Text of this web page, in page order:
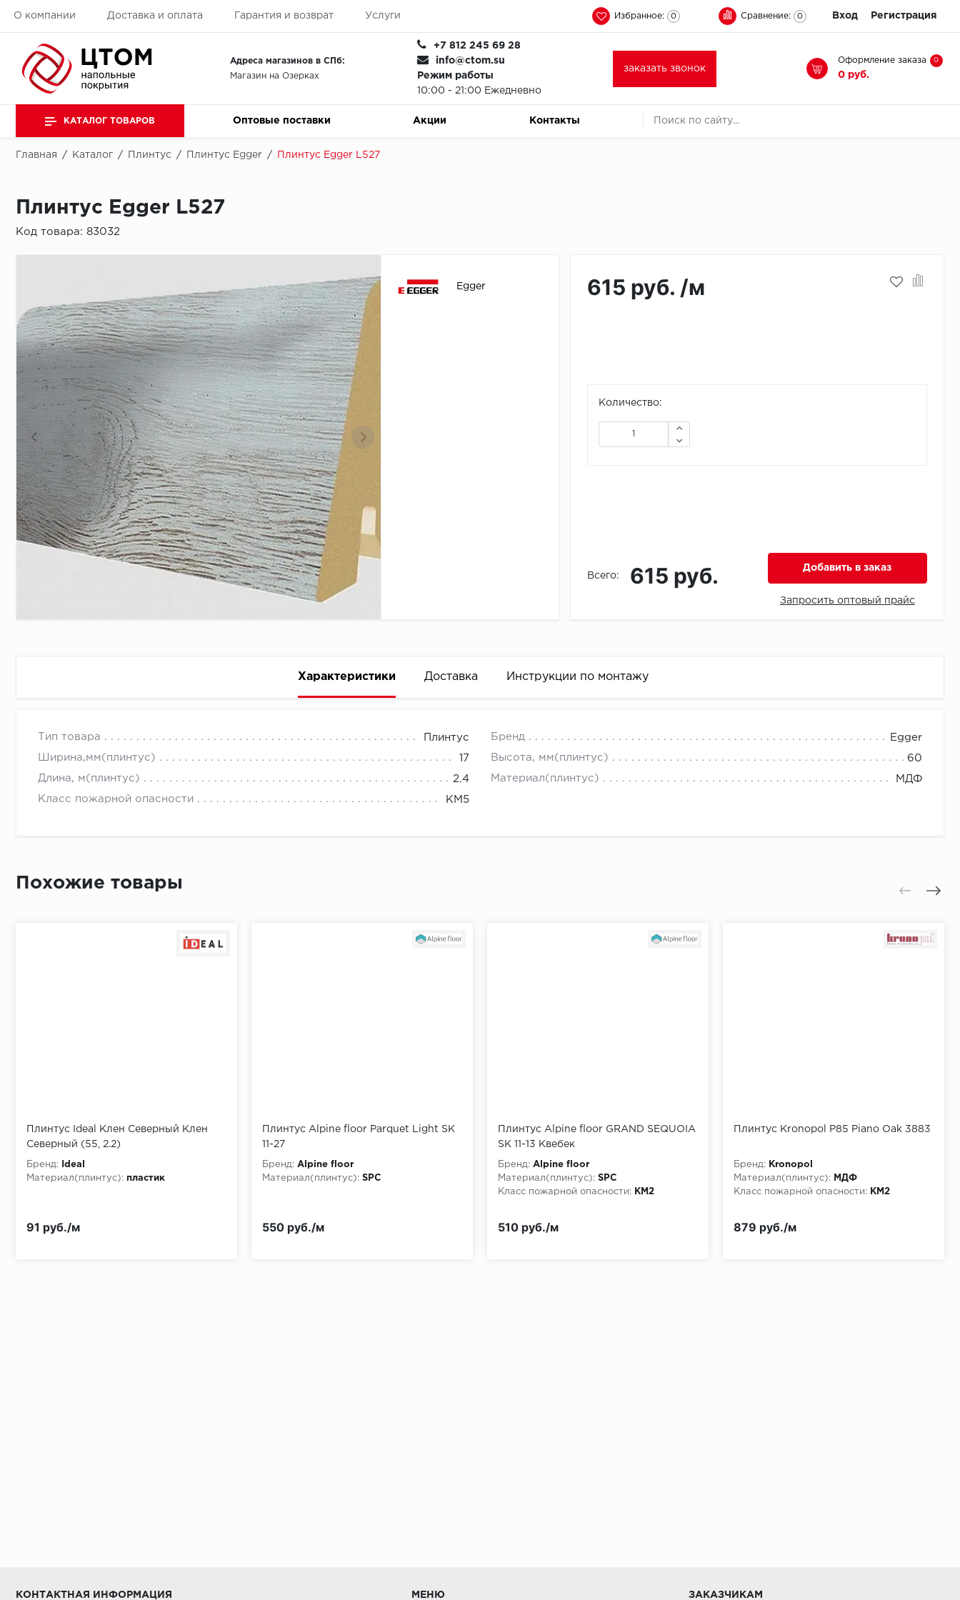
О компании Доставка и оплата Гарантия и возврат Услуги Избранное: 0 Сравнение: 0 Вход Регистрация
Адреса магазинов в СПб:
Магазин на Озерках
+7 812 245 69 28
info@ctom.su
Режим работы
10:00 - 21:00 Ежедневно
заказать звонок
Оформление заказа 0
0 руб.
КАТАЛОГ ТОВАРОВ Оптовые поставки Акции Контакты
Главная / Каталог / Плинтус / Плинтус Egger / Плинтус Egger L527
Плинтус Egger L527
Код товара: 83032
Egger 615 руб. /м
Количество:
Всего: 615 руб. Добавить в заказ
Запросить оптовый прайс
Характеристики Доставка Инструкции по монтажу
Тип товара Плинтус Бренд Egger
Ширина,мм(плинтус) 17 Высота, мм(плинтус) 60
Длина, м(плинтус) 2.4 Материал(плинтус) МДФ
Класс пожарной опасности КМ5
Монтаж последнего ряда:
Похожие товары
Плинтус Ideal Клен Северный Клен
Северный (55, 2.2)
Бренд:
Ideal
Материал(плинтус): пластик
91 руб./м
Плинтус Alpine floor Parquet Light SK
11-27
Бренд: Alpine floor
Материал(плинтус): SPC
550 руб./м
Плинтус Alpine floor GRAND SEQUOIA
SK 11-13 Квебек
Бренд: Alpine floor
Материал(плинтус): SPC
Класс пожарной опасности:
КМ2
510 руб./м
Плинтус Kronopol P85 Piano Oak 3883
Бренд:
Kronopol
Материал(плинтус):
МДФ
Класс пожарной опасности:
КМ2
879 руб./м
КОНТАКТНАЯ ИНФОРМАЦИЯ МЕНЮ ЗАКАЗЧИКАМ